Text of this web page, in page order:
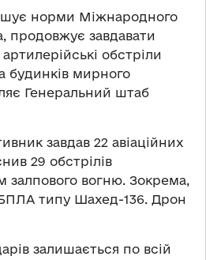
норми Міжнародного
продовжує завдавати
обстріли
будинків мирного
Генеральний штаб
завдав 22 авіаційних
29 обстрілів
залпового вогню. Зокрема,
типу Шахед-136. Дрон
залишається по всій